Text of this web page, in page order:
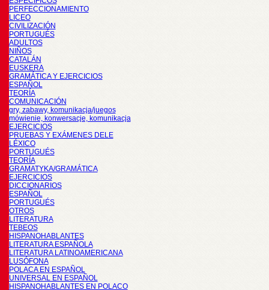
PERFECCIONAMIENTO
LICEO
CIVILIZACIÓN
PORTUGUÉS
ADULTOS
NIÑOS
CATALÁN
EUSKERA
GRAMÁTICA Y EJERCICIOS
ESPAÑOL
TEORÍA
COMUNICACIÓN
gry, zabawy, komunikacja/juegos
mówienie, konwersacje, komunikacja
EJERCICIOS
PRUEBAS Y EXÁMENES DELE
LÉXICO
PORTUGUÉS
TEORÍA
GRAMATYKA/GRAMÁTICA
EJERCICIOS
DICCIONARIOS
ESPAÑOL
PORTUGUÉS
OTROS
LITERATURA
TEBEOS
HISPANOHABLANTES
LITERATURA ESPAÑOLA
LITERATURA LATINOAMERICANA
LUSÓFONA
POLACA EN ESPAÑOL
UNIVERSAL EN ESPAÑOL
HISPANOHABLANTES EN POLACO